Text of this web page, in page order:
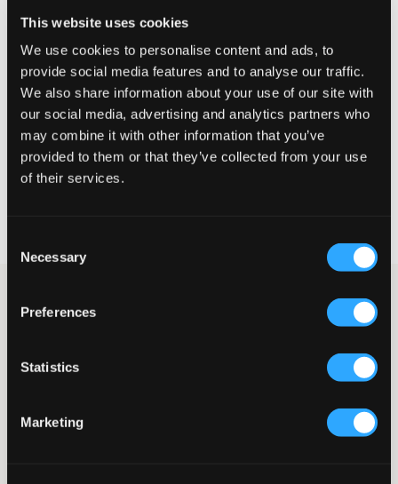
This website uses cookies
We use cookies to personalise content and ads, to
provide social media features and to analyse our traffic.
We also share information about your use of our site with
our social media, advertising and analytics partners who
may combine it with other information that you’ve
provided to them or that they’ve collected from your use
of their services.
Selection
Necessary
Preferences
Statistics
Marketing
Taille perçue
Petit Parfait Grande
CHOISIR LA TAILLE
montant et une fermeture éclair argentée. La coupe est
normale. Ce pull arbore un design simple et intemporel et est
Pull zippé
Coupe normale